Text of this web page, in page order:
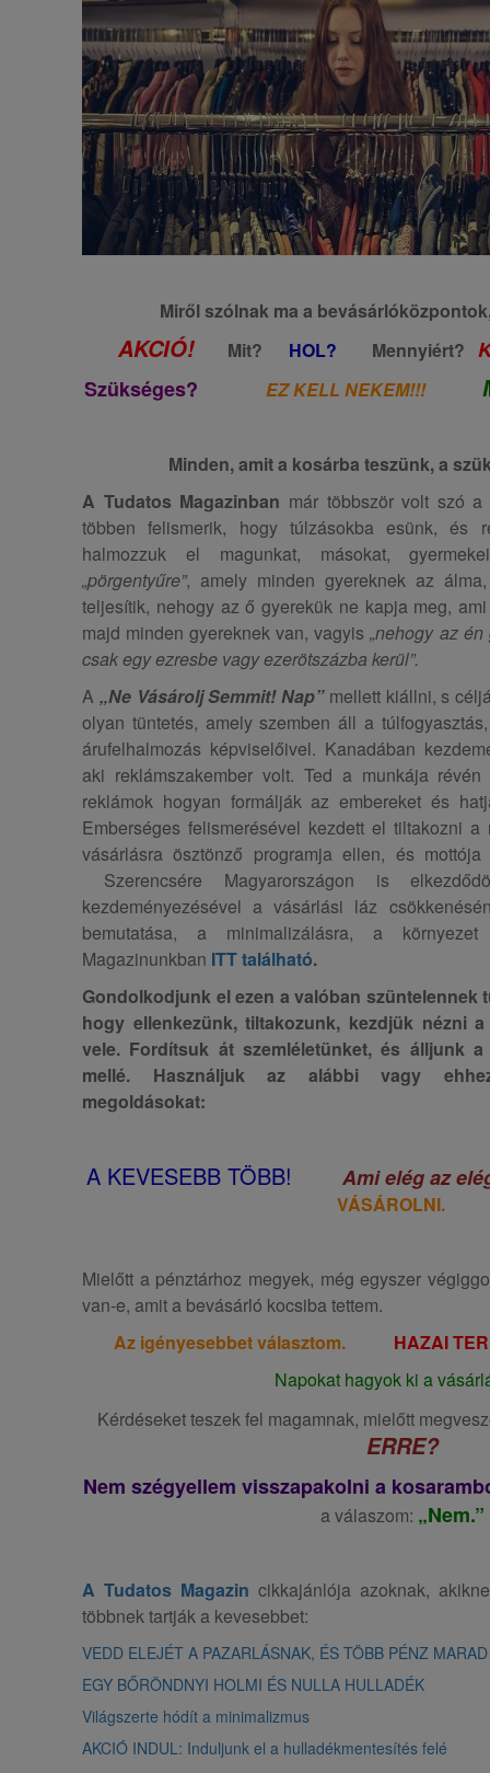
Miről szólnak ma a
AKCIÓ! Mit? HOL? Mennyiért?
Szükséges?
EZ KELL NEKEM!!!
Minden, amit a kosárba teszünk, a
A Tudatos Magazinban már többször volt szó
többen felismerik, hogy túlzásokba esünk, és
halmozzuk el magunkat, másokat,
„pörgentyűre”, amely minden gyereknek az
teljesítik, nehogy az ő gyerekük ne kapja meg,
majd minden gyereknek van, vagyis„nehogy az
csak egy ezresbe vagy ezerötszázba kerül”.
A „Ne Vásárolj Semmit! Nap” mellett kiállni, s
olyan tüntetés, amely szemben áll a
árufelhalmozás képviselőivel. Kanadában
aki reklámszakember volt. Ted a munkája
reklámok hogyan formálják az embereket és
Emberséges felismerésével kezdett el tiltakozni
vásárlásra ösztönző programja ellen, és
Szerencsére Magyarországon is
kezdeményezésével a vásárlási láz
bemutatása, a minimalizálásra, a
Magazinunkban ITT található.
Gondolkodjunk el ezen a valóban szüntelennek
hogy ellenkezünk, tiltakozunk, kezdjük nézni
vele. Fordítsuk át szemléletünket, és álljunk
mellé. Használjuk az alábbi vagy
megoldásokat:
A KEVESEBB TÖBB! Ami elég az
VÁSÁROLNI.
Mielőtt a pénztárhoz megyek, még egyszer
van-e, amit a bevásárló kocsiba tettem.
Az igényesebbet választom.
HAZAI
Napokat hagyok ki a
Kérdéseket teszek fel magamnak, mielőtt
ERRE?
Nem szégyellem visszapakolni a
a válaszom: „Nem.”
A Tudatos Magazin cikkajánlója azoknak,
többnek tartják a kevesebbet:
VEDD ELEJÉT A PAZARLÁSNAK, ÉS TÖBB PÉNZ
EGY BŐRÖNDNYI HOLMI ÉS NULLA HULLADÉK
Világszerte hódít a minimalizmus
AKCIÓ INDUL: Induljunk el a hulladékmentesítés felé